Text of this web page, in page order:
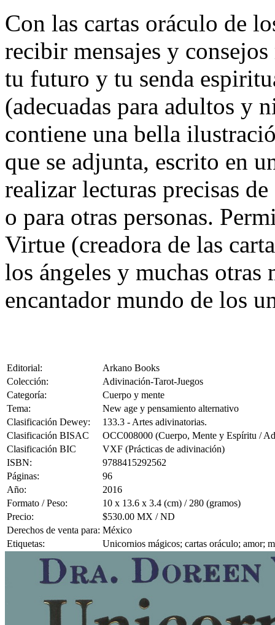
Con las cartas oráculo de
recibir mensajes y
tu futuro y tu senda
(adecuadas para adultos y
contiene una bella
que se adjunta, escrito en
realizar lecturas precisas
o para otras personas.
Virtue (creadora de las
los ángeles y muchas
encantador mundo de los
Editorial:
Arkano Books
Colección:
Adivinación-Tarot-Juegos
Categoría:
Cuerpo y mente
Tema:
New age y pensamiento alternativo
Clasificación Dewey:
133.3 - Artes adivinatorias.
Clasificación BISAC
OCC008000 (Cuerpo, Mente y Espíritu /
Clasificación BIC
VXF (Prácticas de adivinación)
ISBN:
9788415292562
Páginas:
96
Año:
2016
Formato / Peso:
10 x 13.6 x 3.4 (cm) / 280 (gramos)
Precio:
$530.00 MX / ND
Derechos de venta para: México
Etiquetas:
Unicornios mágicos; cartas oráculo; amor;